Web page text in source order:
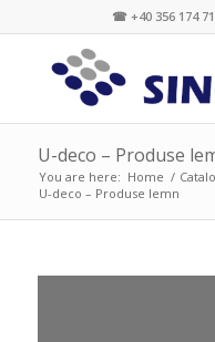
☎ +40 356 174
U-deco – Produse
You are here: Home /
U-deco – Produse lemn